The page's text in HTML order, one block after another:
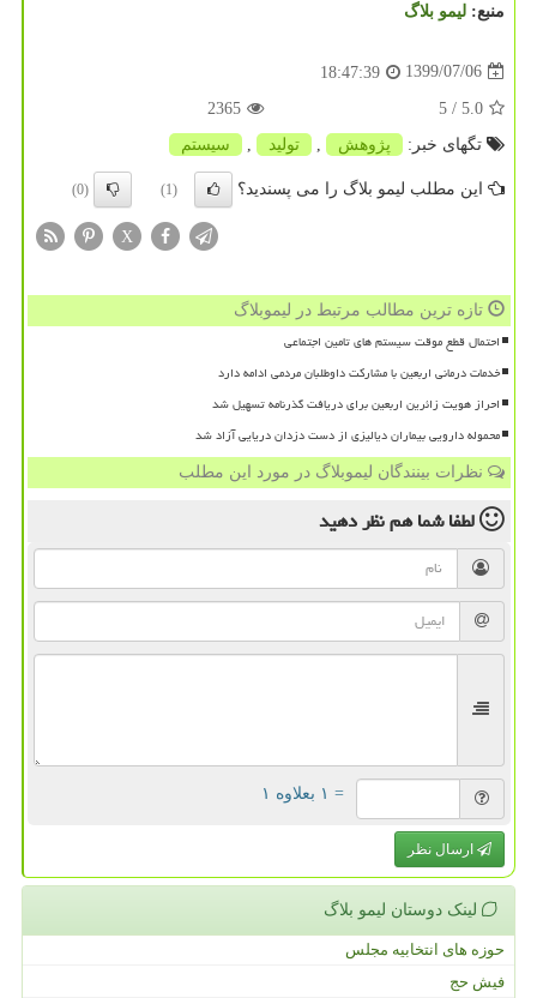
منبع: لیمو بلاگ
1399/07/06
18:47:39
5.0
/ 5
2365
تگهای خبر:
پژوهش تولید سیستم
این مطلب لیمو بلاگ را می پسندید؟ (1)
(0)
X
تازه ترین مطالب مرتبط در لیموبلاگ
احتمال قطع موقت سیستم های تامین اجتماعی
خدمات درمانی اربعین با مشارکت داوطلبان مردمی ادامه دارد
احراز هویت زائرین اربعین برای دریافت گذرنامه تسهیل شد
محموله دارویی بیماران دیالیزی از دست دزدان دریایی آزاد شد
نظرات بینندگان لیموبلاگ در مورد این مطلب
لطفا شما همنظر دهید
= ۱ بعلاوه ۱
ارسال نظر
لینک دوستان لیمو بلاگ
حوزه های انتخابیه مجلس
فیش حج